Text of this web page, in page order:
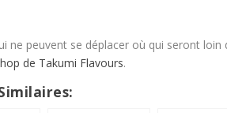
ne peuvent se déplacer où qui seront
de Takumi Flavours.